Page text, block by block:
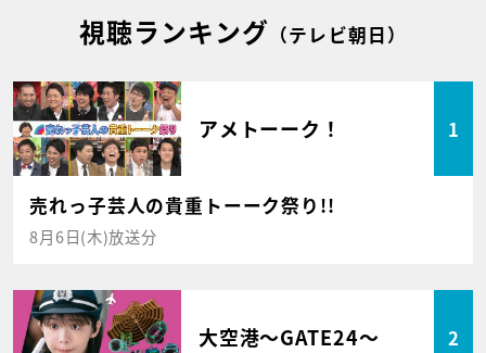
視聴ランキング （テレビ朝日）
アメトーーク！ 1
売れっ子芸人の貴重トーーク祭り!!
8月6日(木)放送分
大空港～GATE24～ 2